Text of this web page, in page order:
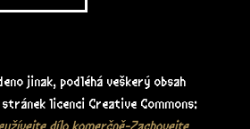
jinak, podléhá veškerý obsah
licenci Creative Commons: